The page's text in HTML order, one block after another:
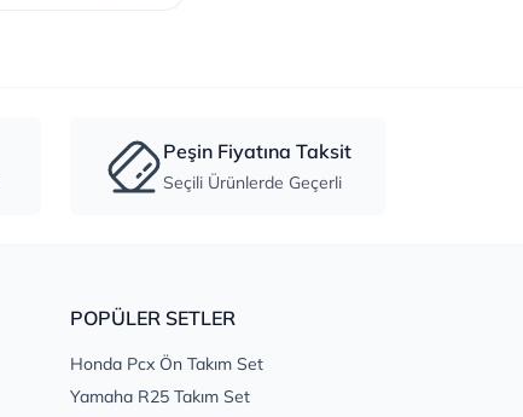
Peşin Fiyatına Taksit
Seçili Ürünlerde Geçerli
POPÜLER SETLER
Honda Pcx Ön Takım Set
Yamaha R25 Takım Set